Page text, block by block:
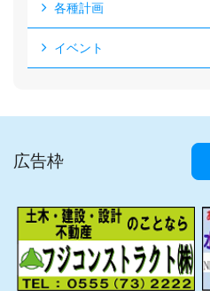
各種計画
イベント
広告枠